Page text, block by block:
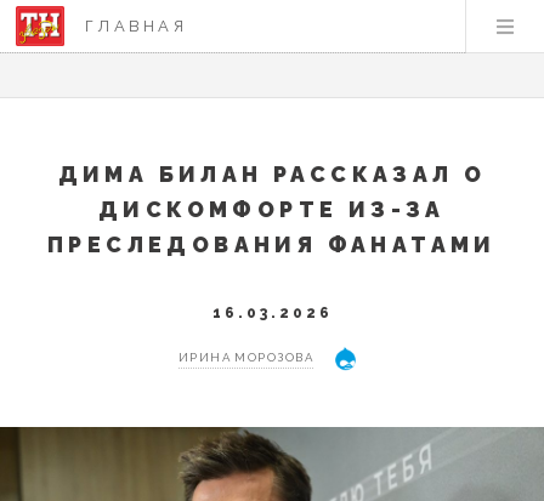
ГЛАВНАЯ
ДИМА БИЛАН РАССКАЗАЛ О
ДИСКОМФОРТЕ ИЗ-ЗА
ПРЕСЛЕДОВАНИЯ ФАНАТАМИ
16.03.2026
ИРИНА МОРОЗОВА